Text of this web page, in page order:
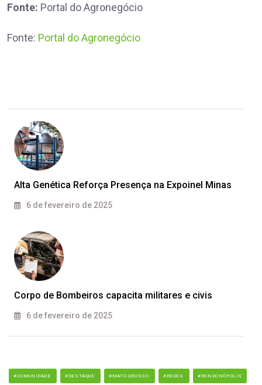
Fonte: Portal do Agronegócio
Fonte: Portal do Agronegócio
Alta Genética Reforça Presença na Expoinel Minas
6 de fevereiro de 2025
Corpo de Bombeiros capacita militares e civis
6 de fevereiro de 2025
#COMUNIDADE #DESTAQUE #MATO GROSSO #REDES #RONDONÓPOLIS